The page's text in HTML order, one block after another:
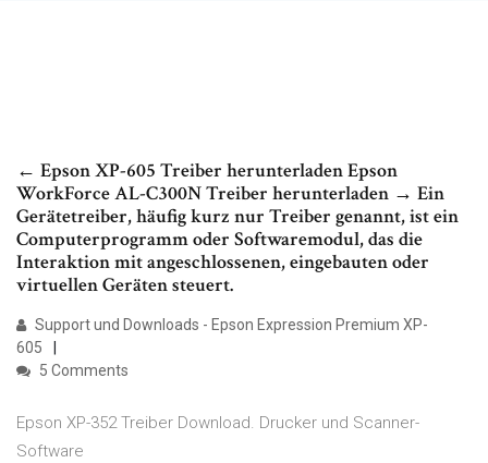
← Epson XP-605 Treiber herunterladen Epson
WorkForce AL-C300N Treiber herunterladen → Ein
Gerätetreiber, häufig kurz nur Treiber genannt, ist ein
Computerprogramm oder Softwaremodul, das die
Interaktion mit angeschlossenen, eingebauten oder
virtuellen Geräten steuert.
Support und Downloads - Epson Expression Premium XP-
605
5 Comments
Epson XP-352 Treiber Download. Drucker und Scanner-
Software